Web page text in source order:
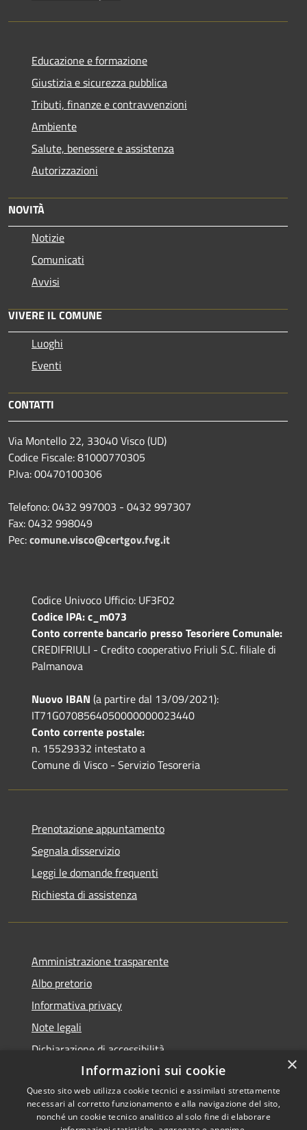
Educazione e formazione
Giustizia e sicurezza pubblica
Tributi, finanze e contravvenzioni
Ambiente
Salute, benessere e assistenza
Autorizzazioni
NOVITÀ
Notizie
Comunicati
Avvisi
VIVERE IL COMUNE
Luoghi
Eventi
CONTATTI
Via Montello 22, 33040 Visco (UD)
Codice Fiscale: 81000770305
P.Iva: 00470100306
Telefono: 0432 997003 - 0432 997307
Fax: 0432 998049
Pec:comune.visco@certgov.fvg.it
Codice Univoco Ufficio: UF3F02
Codice IPA: c_m073
Conto corrente bancario presso Tesoriere Comunale:
CREDIFRIULI - Credito cooperativo Friuli S.C. filiale di
Palmanova
Nuovo IBAN (a partire dal 13/09/2021):
IT71G0708564050000000023440
Conto corrente postale:
n. 15529332 intestato a
Comune di Visco - Servizio Tesoreria
Prenotazione appuntamento
Segnala disservizio
Leggi le domande frequenti
Richiesta di assistenza
Amministrazione trasparente
Albo pretorio
Informativa privacy
Note legali
Dichiarazione di accessibilità
Copyright © 2026 • Comune di
×
Informazioni sui cookie
Questo sito web utilizza cookie tecnici e assimilati strettamente
necessari al corretto funzionamento e alla navigazione del sito,
nonché un cookie tecnico analitico al solo fine di elaborare